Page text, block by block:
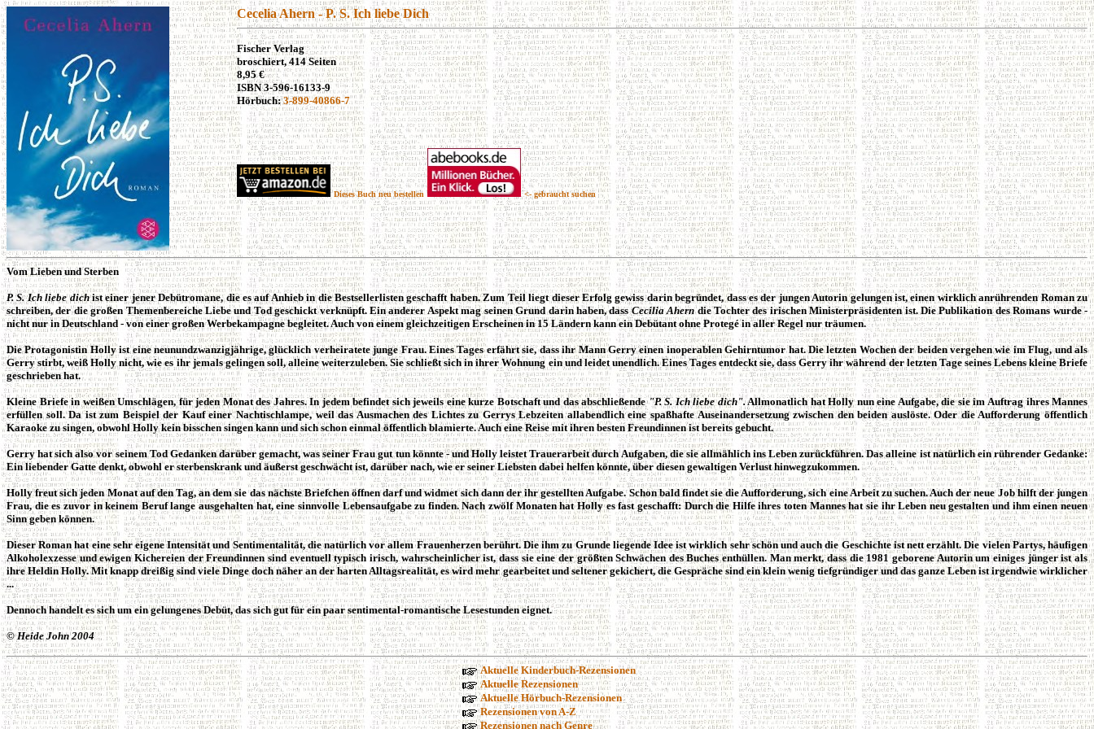
Cecelia Ahern - P. S. Ich liebe Dich
Fischer Verlag
broschiert, 414 Seiten
8,95 €
ISBN 3-596-16133-9
Hörbuch:3-899-40866-7
Dieses Buch neu bestellen <- gebraucht suchen
Vom Lieben und Sterben
P. S. Ich liebe dichist einer jener Debütromane, die es auf Anhieb in die Bestsellerlisten geschafft haben. Zum Teil liegt dieser Erfolg gewiss darin begründet, dass es der jungen Autorin gelungen ist, einen wirklich anrührenden Roman zu
schreiben, der die großen Themenbereiche Liebe und Tod geschickt verknüpft. Ein anderer Aspekt mag seinen Grund darin haben, dassCecilia Aherndie Tochter des irischen Ministerpräsidenten ist. Die Publikation des Romans wurde -
nicht nur in Deutschland - von einer großen Werbekampagne begleitet. Auch von einem gleichzeitigen Erscheinen in 15 Ländern kann ein Debütant ohne Protegé in aller Regel nur träumen.
Die Protagonistin Holly ist eine neunundzwanzigjährige, glücklich verheiratete junge Frau. Eines Tages erfährt sie, dass ihr Mann Gerry einen inoperablen Gehirntumor hat. Die letzten Wochen der beiden vergehen wie im Flug, und als
Gerry stirbt, weiß Holly nicht, wie es ihr jemals gelingen soll, alleine weiterzuleben. Sie schließt sich in ihrer Wohnung ein und leidet unendlich. Eines Tages entdeckt sie, dass Gerry ihr während der letzten Tage seines Lebens kleine Briefe
geschrieben hat.
Kleine Briefe in weißen Umschlägen, für jeden Monat des Jahres. In jedem befindet sich jeweils eine kurze Botschaft und das abschließende"P. S. Ich liebe dich".Allmonatlich hat Holly nun eine Aufgabe, die sie im Auftrag ihres Mannes
erfüllen soll. Da ist zum Beispiel der Kauf einer Nachtischlampe, weil das Ausmachen des Lichtes zu Gerrys Lebzeiten allabendlich eine spaßhafte Auseinandersetzung zwischen den beiden auslöste. Oder die Aufforderung öffentlich
Karaoke zu singen, obwohl Holly kein bisschen singen kann und sich schon einmal öffentlich blamierte. Auch eine Reise mit ihren besten Freundinnen ist bereits gebucht.
Gerry hat sich also vor seinem Tod Gedanken darüber gemacht, was seiner Frau gut tun könnte - und Holly leistet Trauerarbeit durch Aufgaben, die sie allmählich ins Leben zurückführen. Das alleine ist natürlich ein rührender Gedanke:
Ein liebender Gatte denkt, obwohl er sterbenskrank und äußerst geschwächt ist, darüber nach, wie er seiner Liebsten dabei helfen könnte, über diesen gewaltigen Verlust hinwegzukommen.
Holly freut sich jeden Monat auf den Tag, an dem sie das nächste Briefchen öffnen darf und widmet sich dann der ihr gestellten Aufgabe. Schon bald findet sie die Aufforderung, sich eine Arbeit zu suchen. Auch der neue Job hilft der jungen
Frau, die es zuvor in keinem Beruf lange ausgehalten hat, eine sinnvolle Lebensaufgabe zu finden. Nach zwölf Monaten hat Holly es fast geschafft: Durch die Hilfe ihres toten Mannes hat sie ihr Leben neu gestalten und ihm einen neuen
Sinn geben können.
Dieser Roman hat eine sehr eigene Intensität und Sentimentalität, die natürlich vor allem Frauenherzen berührt. Die ihm zu Grunde liegende Idee ist wirklich sehr schön und auch die Geschichte ist nett erzählt. Die vielen Partys, häufigen
Alkoholexzesse und ewigen Kichereien der Freundinnen sind eventuell typisch irisch, wahrscheinlicher ist, dass sie eine der größten Schwächen des Buches enthüllen. Man merkt, dass die 1981 geborene Autorin um einiges jünger ist als
ihre Heldin Holly. Mit knapp dreißig sind viele Dinge doch näher an der harten Alltagsrealität, es wird mehr gearbeitet und seltener gekichert, die Gespräche sind ein klein wenig tiefgründiger und das ganze Leben ist irgendwie wirklicher
...
Dennoch handelt es sich um ein gelungenes Debüt, das sich gut für ein paar sentimental-romantische Lesestunden eignet.
©Heide John 2004
Aktuelle Kinderbuch-Rezensionen
Aktuelle Rezensionen
Aktuelle Hörbuch-Rezensionen
Rezensionen von A-Z
Rezensionen nach Genre